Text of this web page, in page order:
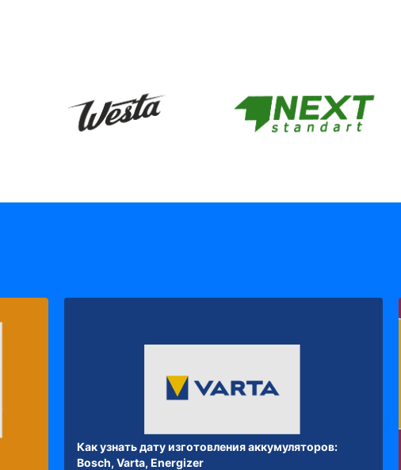
Как узнать дату изготовления аккумуляторов:
Bosch, Varta, Energizer